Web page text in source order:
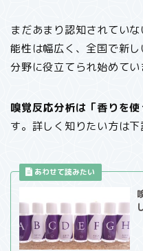
まだあまり認知されてい
能性は幅広く、全国で新
分野に役立てられ始めてい
嗅覚反応分析は「香りを
す。詳しく知りたい方は